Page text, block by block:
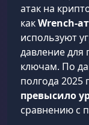
атак на
какWrench-
используют
давление для
ключам. По
полгода 2025
превысило
сравнению с